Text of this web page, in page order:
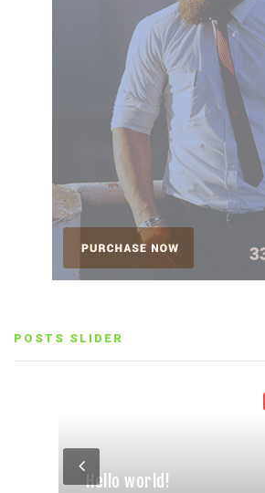
POSTS SLIDER
Hello world!Gallery Grid Post